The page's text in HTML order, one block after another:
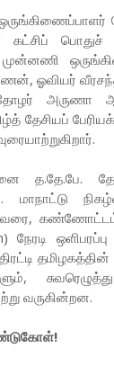
கட்சிப் பொதுச்
முன்னணி
ஓவியர்
அருணா
தேசியப்
த.தே.பே.
மாநாட்டு
வரை,
நேரடி
வருகின்றன.